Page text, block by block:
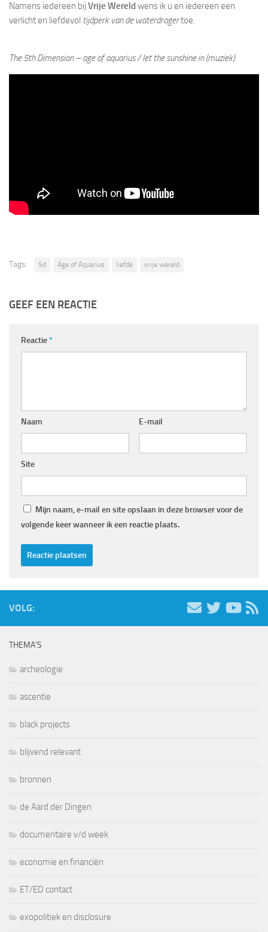
Namens iedereen bij Vrije Wereld wens ik u en iedereen een
verlicht en liefdevol tijdperk van de waterdragertoe.
The 5th Dimension – age of aquarius / let the sunshine in (muziek):
Tags: 5d Age of Aquarius liefde vrije wereld
GEEF EEN REACTIE
Reactie*
Naam E-mail
Site
Mijn naam, e-mail en site opslaan in deze browser voor de
volgende keer wanneer ik een reactie plaats.
VOLG:
THEMA’S
archeologie
ascentie
black projects
blijvend relevant
bronnen
de Aard der Dingen
documentaire v/d week
economie en financiën
ET/ED contact
exopolitiek en disclosure